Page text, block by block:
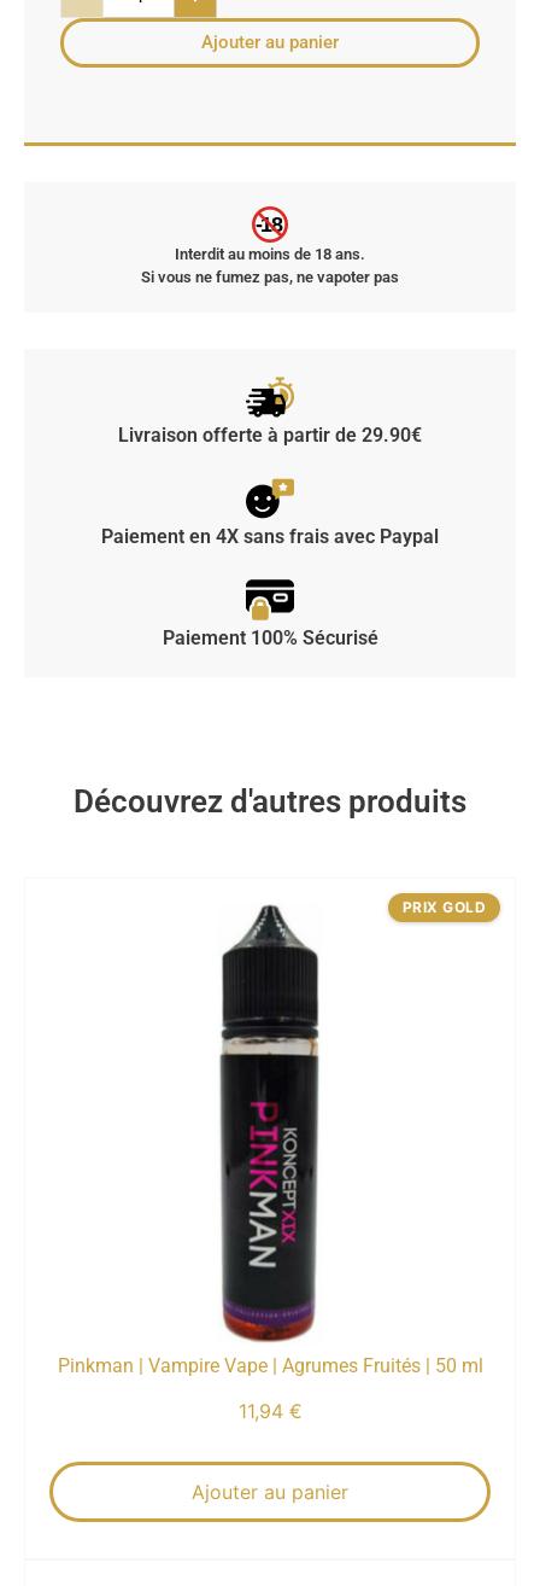
Ajouter au panier
-18
Interdit au moins de 18 ans.
Si vous ne fumez pas, ne vapoter pas
Livraison offerte à partir de 29.90€
Paiement en 4X sans frais avec Paypal
Paiement 100% Sécurisé
Découvrez d'autres produits
Pinkman | Vampire Vape | Agrumes Fruités | 50 ml
11,94 €
Ajouter au panier
PRIX GOLD